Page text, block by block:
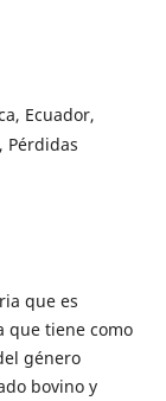
Ecuador,
Pérdidas
que es
que tiene como
género
bovino y